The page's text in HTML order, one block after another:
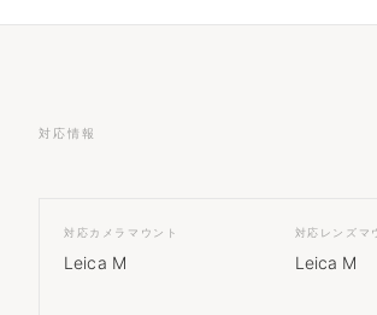
対応情報
対応カメラマウント
Leica M
対応レンズマ
Leica M